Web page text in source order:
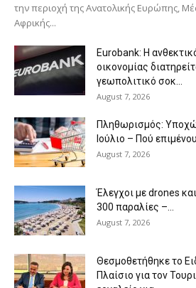
την περιοχή της Ανατολικής Ευρώπης,
Αφρικής...
Eurobank: Η
οικονομίας
γεωπολιτικό σοκ...
August 7, 2026
Πληθωρισμός:
Ιούλιο – Πού
August 7, 2026
Έλεγχοι με drones
300 παραλίες –...
August 7, 2026
Θεσμοθετήθηκε το
Πλαίσιο για τον